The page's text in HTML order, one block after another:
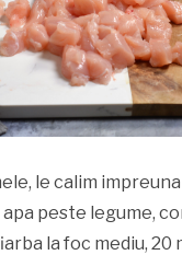
le calim
peste legume,
la foc mediu, 20